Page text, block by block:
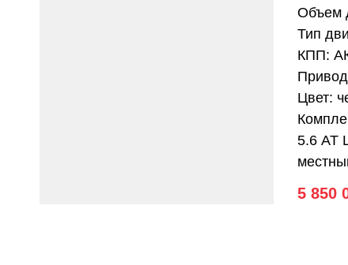
Объем
Тип
КПП:
Цвет:
5.6 AT
5 850